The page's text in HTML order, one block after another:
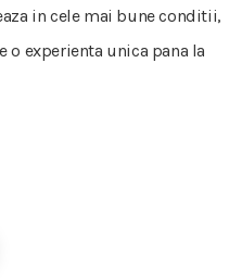
in cele mai bune conditii,
o experienta unica pana la